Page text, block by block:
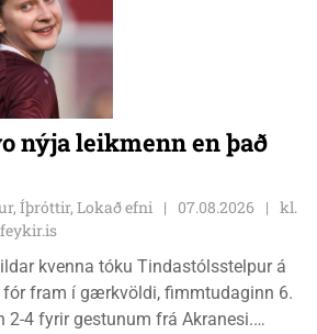
nýja leikmenn en það
Íþróttir, Lokað efni 07.08.2026
kl.
kvenna tóku Tindastólsstelpur á
fór fram í gærkvöldi, fimmtudaginn 6.
2-4 fyrir gestunum frá Akranesi.